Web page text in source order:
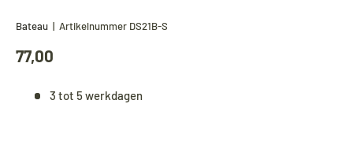
Bateau | Artikelnummer DS21B-S
77,00
3 tot 5 werkdagen